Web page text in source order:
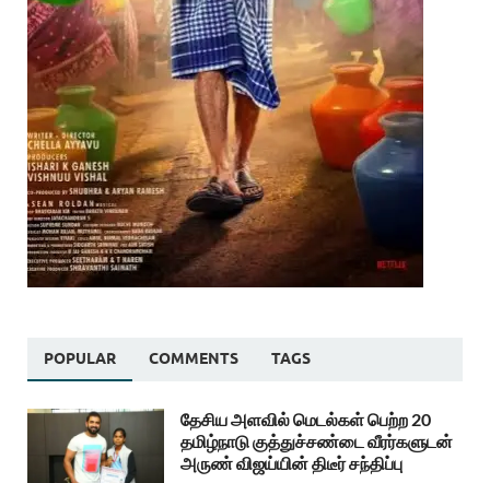
POPULAR COMMENTS TAGS
தேசிய அளவில் மெடல்கள் பெற்ற 20
தமிழ்நாடு குத்துச்சண்டை வீரர்களுடன்
அருண் விஜய்யின் திடீர் சந்திப்பு